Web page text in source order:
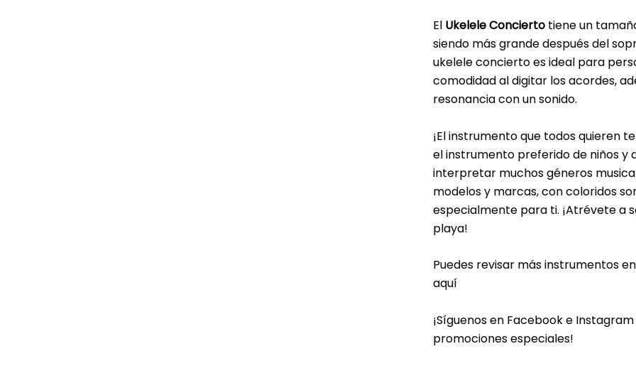
El Ukelele Concierto tiene un
siendo más grande después del
ukelele concierto es ideal para
comodidad al digitar los acordes,
resonancia con un sonido.
¡El instrumento que todos quieren
el instrumento preferido de niños y
interpretar muchos géneros
modelos y marcas, con coloridos
especialmente para ti. ¡Atrévete a
playa!
Puedes revisar más instrumentos
aquí
¡Síguenos en Facebooke Instagram
promociones especiales!